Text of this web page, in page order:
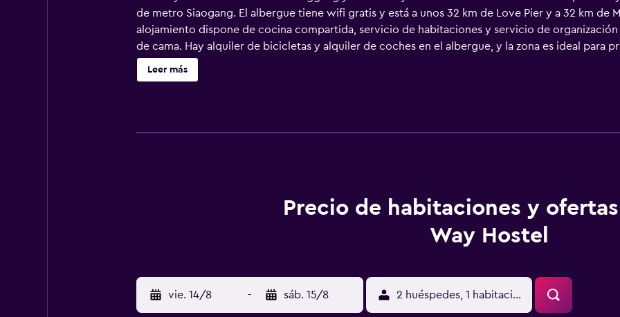
de metro Siaogang. El albergue tiene wifi gratis y está a unos 32 km de Love Pier y a 32 km de
alojamiento dispone de cocina compartida, servicio de habitaciones y servicio de
de cama. Hay alquiler de bicicletas y alquiler de coches en el albergue, y la zona es ideal para
Pier-2 está a 32 km del alojamiento, y Museo Nacional de Ciencia y Tecnología está a 32 km. El
Kaohsiung) está a 21 km, y el alojamiento ofrece servicio de traslado de pago para ir o volver
Leer más
Precio de habitaciones y
Way Hostel
vie. 14/8 - sáb. 15/8 2 huéspedes, 1 habitación